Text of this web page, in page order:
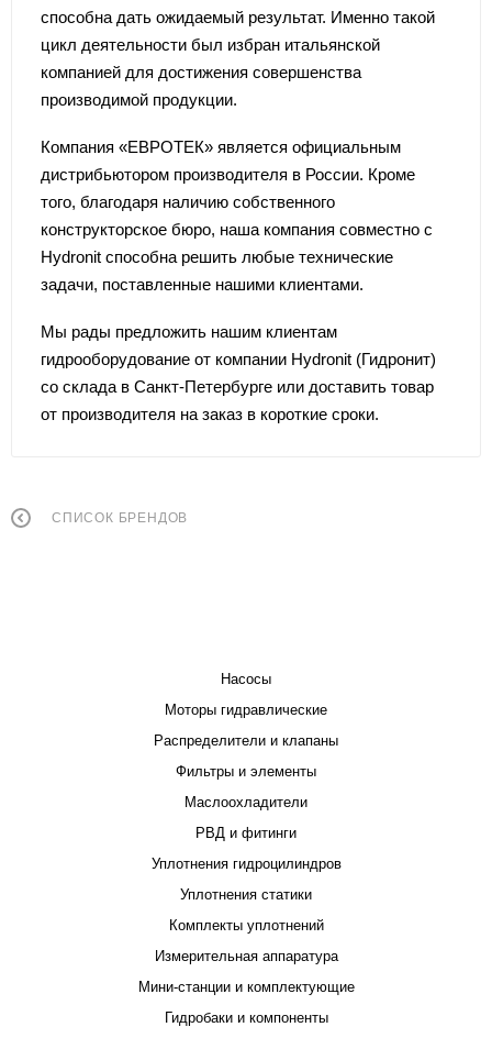
способна дать ожидаемый результат. Именно такой
цикл деятельности был избран итальянской
компанией для достижения совершенства
производимой продукции.
Компания «ЕВРОТЕК» является официальным
дистрибьютором производителя в России. Кроме
того, благодаря наличию собственного
конструкторское бюро, наша компания совместно с
Hydronit способна решить любые технические
задачи, поставленные нашими клиентами.
Мы рады предложить нашим клиентам
гидрооборудование от компании Hydronit (Гидронит)
со склада в Санкт-Петербурге или доставить товар
от производителя на заказ в короткие сроки.
СПИСОК БРЕНДОВ
Насосы
Моторы гидравлические
Распределители и клапаны
Фильтры и элементы
Маслоохладители
РВД и фитинги
Уплотнения гидроцилиндров
Уплотнения статики
Комплекты уплотнений
Измерительная аппаратура
Мини-станции и комплектующие
Гидробаки и компоненты